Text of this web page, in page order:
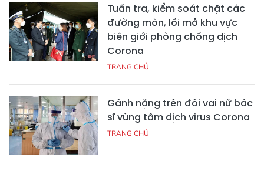
Tuần tra, kiểm soát chặt các
đường mòn, lối mở khu vực
biên giới phòng chống dịch
Corona
TRANG CHỦ
Gánh nặng trên đôi vai nữ bác
sĩ vùng tâm dịch virus Corona
TRANG CHỦ